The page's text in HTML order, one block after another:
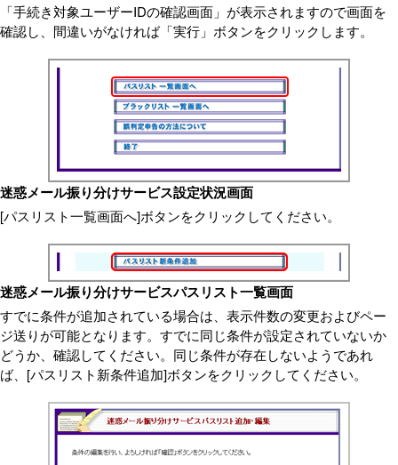
「手続き対象ユーザーIDの確認画面」が表示されますので画面を
確認し、間違いがなければ「実行」ボタンをクリックします。
迷惑メール振り分けサービス設定状況画面
[パスリスト一覧画面へ]ボタンをクリックしてください。
迷惑メール振り分けサービスパスリスト一覧画面
すでに条件が追加されている場合は、表示件数の変更およびペー
ジ送りが可能となります。すでに同じ条件が設定されていないか
どうか、確認してください。同じ条件が存在しないようであれ
ば、[パスリスト新条件追加]ボタンをクリックしてください。